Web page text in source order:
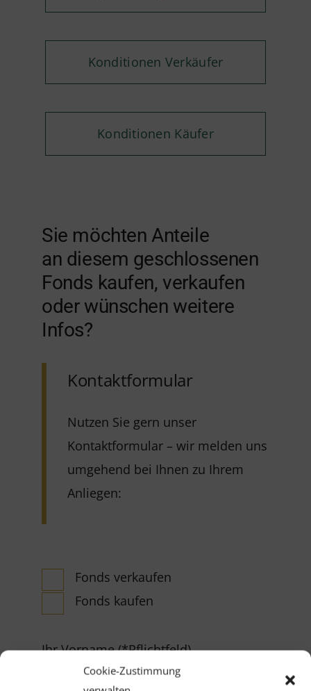
Cookie-Zustimmung
Konditionen Verkäufer
Konditionen Käufer
Sie möchten Anteile
an diesem geschlossenen
Fonds kaufen, verkaufen
oder wünschen weitere
Infos?
Kontaktformular
Nutzen Sie gern unser
Kontaktformular – wir melden uns
umgehend bei Ihnen zu Ihrem
Anliegen:
Fonds verkaufen
Fonds kaufen
Ihr Vorname (*Pflichtfeld)